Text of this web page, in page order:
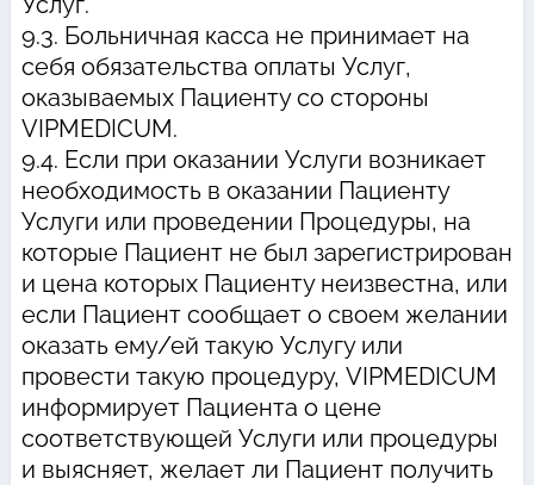
9.3. Больничная касса не принимает на
себя обязательства оплаты Услуг,
оказываемых Пациенту со стороны
VIPMEDICUM.
9.4. Если при оказании Услуги возникает
необходимость в оказании Пациенту
Услуги или проведении Процедуры, на
которые Пациент не был зарегистрирован
и цена которых Пациенту неизвестна, или
если Пациент сообщает о своем желании
оказать ему/ей такую Услугу или
провести такую процедуру, VIPMEDICUM
информирует Пациента о цене
соответствующей Услуги или процедуры
и выясняет, желает ли Пациент получить